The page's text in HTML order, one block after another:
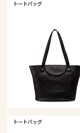
トートバッグ
トートバッグ